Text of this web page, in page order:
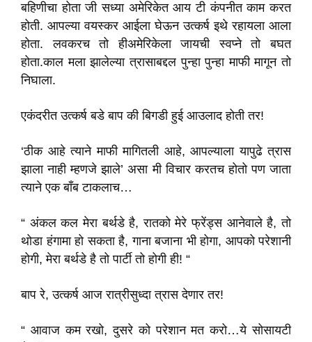
बहिणीचा होता जी सध्या अमेरिकेत आय टी कंपनीत काम करत
होती. आपल्या वयस्कर आईला घेऊन उत्कर्ष इथे रहायला आला
होता. लवकरच तो हीअमेरिकेला जायची स्वप्ने तो बघत
होता.कालमला झालेल्या त्रासाबद्दल पुन्हा पुन्हा माफी मागून तो
निघाला.
एकंदरीत उत्कर्ष बडे बाप की बिगडी हुई आउलाद होती तर!
‘ठीक आहे त्याने माफी मागितली आहे, आपल्याला यापुढे त्रास
झाला नाही म्हणजे झाले’ असा मी विचार करतच होतो पण जाता
त्याने एक बाँब टाकलाच…
“ अंकल कल मेरा बर्थडे है, रातको मेरे फ्रेंड्स आनेवाले है, तो
थोडा हंगामा हो सकता है, गाना बजाना भी होगा, आपको परेशानी
होगी, मेरा बर्थडे है तो पार्टी तो होगी ही! “
बाप रे, उत्कर्ष आज रात्रीसुध्दा त्रास देणार तर!
“ आवाज कम रखो, दुसरे को परेशान मत करो…ये सोसायटी